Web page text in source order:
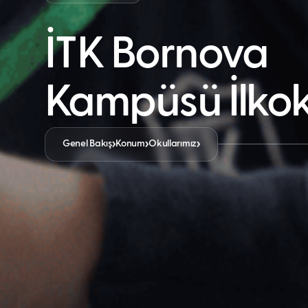
İTK Bornova
Kampüsü
Genel Bakış Konum Okullarımız